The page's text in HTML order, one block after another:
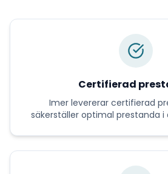
Certifierad
Imer levererar certifierad
säkerställer optimal prestanda i